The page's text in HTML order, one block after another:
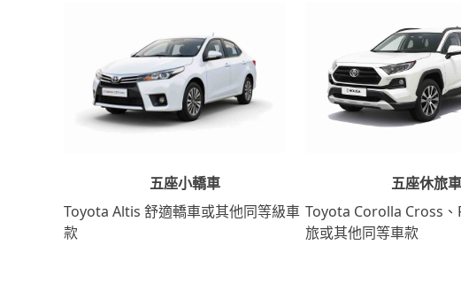
五座小轎車
Toyota Altis 舒適轎車或其他同等級車
款
五座休旅車
Toyota Corolla Cross、
旅或其他同等車款